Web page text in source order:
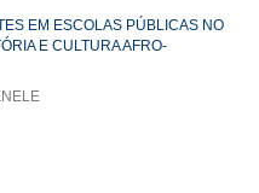
EM ESCOLAS PÚBLICAS NO
E CULTURA AFRO-